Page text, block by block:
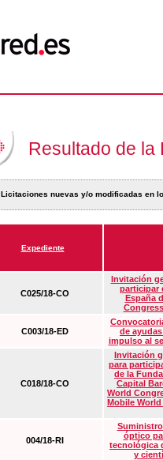
Resultado de la
Licitaciones nuevas y/o modificadas en
Expediente
C025/18-CO
Invitación
participar
España
C003/18-ED
de
impulso al
C018/18-CO
Invitación
para
de la
Capital
World
Mobile
004/18-RI
óptico
tecnológica
y